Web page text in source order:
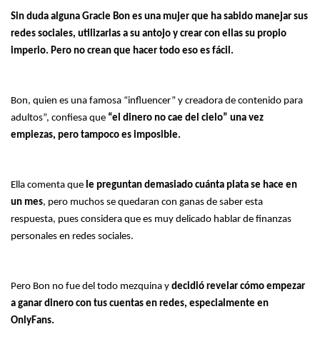
Sin duda alguna Gracie Bon es una mujer que ha sabido manejar sus
redes sociales, utilizarlas a su antojo y crear con ellas su propio
imperio. Pero no crean que hacer todo eso es fácil.
Bon, quien es una famosa “influencer” y creadora de contenido para
adultos”, confiesa que “el dinero no cae del cielo” una vez
empiezas, pero tampoco es imposible.
Ella comenta que le preguntan demasiado cuánta plata se hace en
un mes, pero muchos se quedaran con ganas de saber esta
respuesta, pues considera que es muy delicado hablar de finanzas
personales en redes sociales.
Pero Bon no fue del todo mezquina y decidió revelar cómo empezar
a ganar dinero con tus cuentas en redes, especialmente en
OnlyFans.